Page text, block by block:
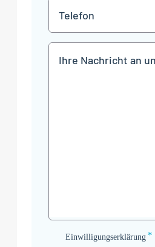
Einwilligungserklärung
Einwilligungserklärung *